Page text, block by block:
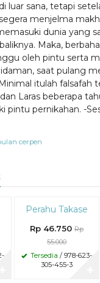
luar sana, tetapi
menjelma
dunia yang
Maka,
oleh pintu serta
saat pulang
itulah falsafah
Laras beberapa
pintu pernikahan. -
cerpen
Diskon
15%
Perahu Takase
Rp 46.750 Rp
55.000
Tersedia / 978-623-
305-455-3